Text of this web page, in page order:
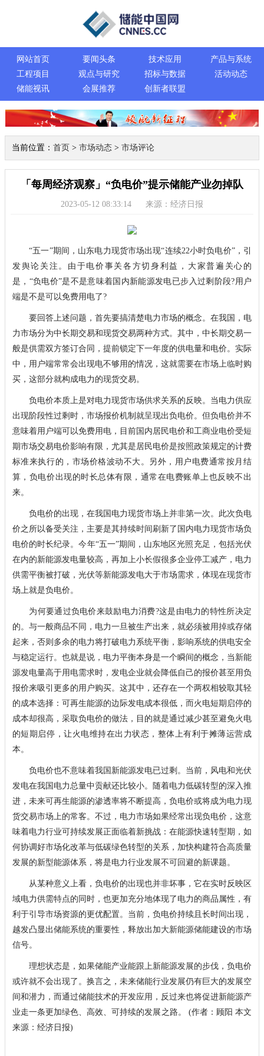
网站首页 要闻头条 技术应用
产品与系统
工程项目
观点与研究 招标与数据
活动动态
储能视讯
会展推荐 创新者联盟
当前位置： 首页> 市场动态> 市场评论
「每周经济观察」“负电价”提示储能产业勿掉队
2023-05-12 08:33:14 来源：经济日报
“五一”期间，山东电力现货市场出现“连续22小时负电价”，引
发舆论关注。由于电价事关各方切身利益，大家普遍关心的
是，“负电价”是不是意味着国内新能源发电已步入过剩阶段?用户
端是不是可以免费用电了?
要回答上述问题，首先要搞清楚电力市场的概念。在我国，电
力市场分为中长期交易和现货交易两种方式。其中，中长期交易一
般是供需双方签订合同，提前锁定下一年度的供电量和电价。实际
中，用户端常常会出现电不够用的情况，这就需要在市场上临时购
买，这部分就构成电力的现货交易。
负电价本质上是对电力现货市场供求关系的反映。当电力供应
出现阶段性过剩时，市场报价机制就呈现出负电价。但负电价并不
意味着用户端可以免费用电，目前国内居民电价和工商业电价受短
期市场交易电价影响有限，尤其是居民电价是按照政策规定的计费
标准来执行的，市场价格波动不大。另外，用户电费通常按月结
算，负电价出现的时长总体有限，通常在电费账单上也反映不出
来。
负电价的出现，在我国电力现货市场上并非第一次。此次负电
价之所以备受关注，主要是其持续时间刷新了国内电力现货市场负
电价的时长纪录。今年“五一”期间，山东地区光照充足，包括光伏
在内的新能源发电量较高，再加上小长假很多企业停工减产，电力
供需平衡被打破，光伏等新能源发电大于市场需求，体现在现货市
场上就是负电价。
为何要通过负电价来鼓励电力消费?这是由电力的特性所决定
的。与一般商品不同，电力一旦被生产出来，就必须被用掉或存储
起来，否则多余的电力将打破电力系统平衡，影响系统的供电安全
与稳定运行。也就是说，电力平衡本身是一个瞬间的概念，当新能
源发电量高于用电需求时，发电企业就会降低自己的报价甚至用负
报价来吸引更多的用户购买。这其中，还存在一个两权相较取其轻
的成本选择：可再生能源的边际发电成本很低，而火电短期启停的
成本却很高，采取负电价的做法，目的就是通过减少甚至避免火电
的短期启停，让火电维持在出力状态，整体上有利于摊薄运营成
本。
负电价也不意味着我国新能源发电已过剩。当前，风电和光伏
发电在我国电力总量中贡献还比较小。随着电力低碳转型的深入推
进，未来可再生能源的渗透率将不断提高，负电价或将成为电力现
货交易市场上的常客。不过，电力市场如果经常出现负电价，这意
味着电力行业可持续发展正面临着新挑战：在能源快速转型期，如
何协调好市场化改革与低碳绿色转型的关系，加快构建符合高质量
发展的新型能源体系，将是电力行业发展不可回避的新课题。
从某种意义上看，负电价的出现也并非坏事，它在实时反映区
域电力供需特点的同时，也更加充分地体现了电力的商品属性，有
利于引导市场资源的更优配置。当前，负电价持续且长时间出现，
越发凸显出储能系统的重要性，释放出加大新能源储能建设的市场
信号。
理想状态是，如果储能产业能跟上新能源发展的步伐，负电价
或许就不会出现了。换言之，未来储能行业发展仍有巨大的发展空
间和潜力，而通过储能技术的开发应用，反过来也将促进新能源产
业走一条更加绿色、高效、可持续的发展之路。 (作者：顾阳 本文
来源：经济日报)